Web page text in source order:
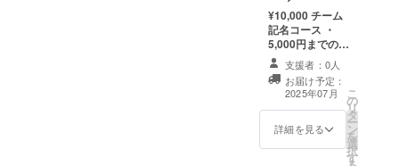
まで掲載 ・掲載
方法：文字のみ
アプリ内また
は、SNS等に掲
載 ・注意事項：
支援時、必ず備
考欄に掲載を希
望されるお名前
をご記入くださ
い
¥10,000 チーム
記名コース ・
5,000円までの
コースすべて ・
開発チームのT
シャツ背面にあ
なたのお名前を
記載 ・掲載期
間：2025年8月1
支援者：0人
お届け予定：
2025年07月
詳細を見る
こ
の
リ
タ
ー
ン
を
選
択
す